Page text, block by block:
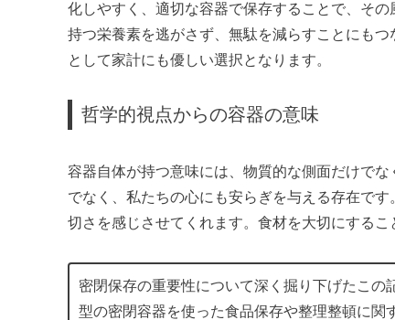
化しやすく、適切な容器で保存することで、そ
持つ栄養素を逃がさず、無駄を減らすことにも
として家計にも優しい選択となります。
哲学的視点からの容器の意味
容器自体が持つ意味には、物質的な側面だけで
でなく、私たちの心にも安らぎを与える存在で
切さを感じさせてくれます。食材を大切にする
密閉保存の重要性について深く掘り下げたこの
型の密閉容器を使った食品保存や整理整頓に関